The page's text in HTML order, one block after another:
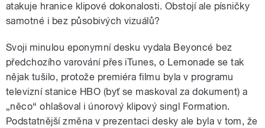
atakuje hranice klipové dokonalosti. Obstojí ale písničky
samotné i bez působivých vizuálů?
Svoji minulou eponymní desku vydala Beyoncé bez
předchozího varování přes iTunes, o Lemonade se tak
nějak tušilo, protože premiéra filmu byla v programu
televizní stanice HBO (byť se maskoval za dokument) a
„něco“ ohlašoval i únorový klipový singl Formation.
Podstatnější změna v prezentaci desky ale byla v tom, že